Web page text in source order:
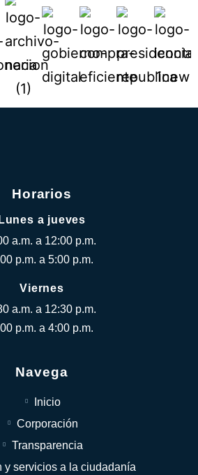
Horarios
Lunes a jueves
a.m. a 12:00 p.m.
p.m. a 5:00 p.m.
Viernes
a.m. a 12:30 p.m.
p.m. a 4:00 p.m.
Navega
Inicio
Corporación
Transparencia
y servicios a la ciudadanía